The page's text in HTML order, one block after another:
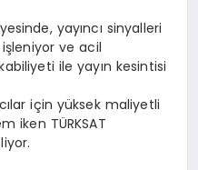
yayıncı sinyalleri
işleniyor ve acil
ile yayın kesintisi
için yüksek maliyetli
iken TÜRKSAT